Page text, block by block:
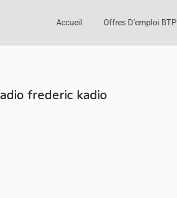
Accueil Offres D’emploi BTP
frederic kadio